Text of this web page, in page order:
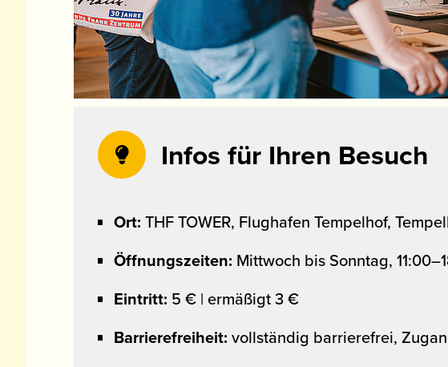
Infos für Ihren Besuch
Ort: THF TOWER, Flughafen Tempelhof,
Öffnungszeiten: Mittwoch bis Sonntag,
Eintritt: 5 € | ermäßigt 3 €
Barrierefreiheit: vollständig barrierefrei,